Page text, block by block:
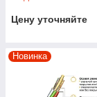
Цену уточняйте
Новинка